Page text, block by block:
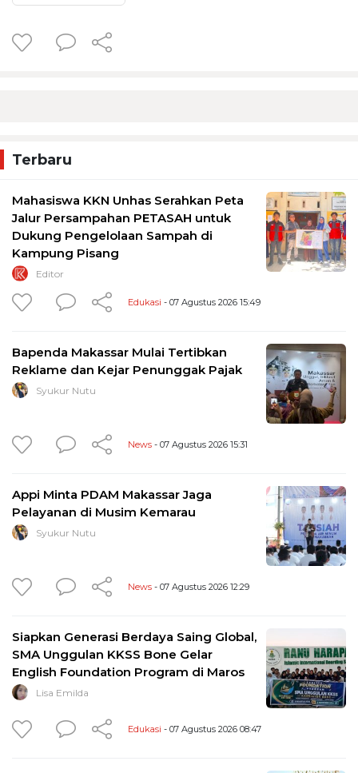
Terbaru
Mahasiswa KKN Unhas Serahkan Peta
Jalur Persampahan PETASAH untuk
Dukung Pengelolaan Sampah di
Kampung Pisang
Editor
Edukasi - 07 Agustus 2026 15:49
Bapenda Makassar Mulai Tertibkan
Reklame dan Kejar Penunggak Pajak
Syukur Nutu
News - 07 Agustus 2026 15:31
Appi Minta PDAM Makassar Jaga
Pelayanan di Musim Kemarau
Syukur Nutu
News - 07 Agustus 2026 12:29
Siapkan Generasi Berdaya Saing Global,
SMA Unggulan KKSS Bone Gelar
English Foundation Program di Maros
Lisa Emilda
Edukasi - 07 Agustus 2026 08:47